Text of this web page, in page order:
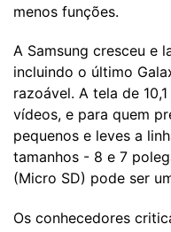
menos funções.
A Samsung cresceu e
incluindo o último
razoável. A tela de
vídeos, e para quem
pequenos e leves a
tamanhos - 8 e 7
(Micro SD) pode ser
Os conhecedores